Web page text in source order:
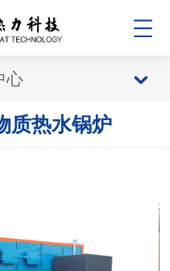
心
质热水锅炉